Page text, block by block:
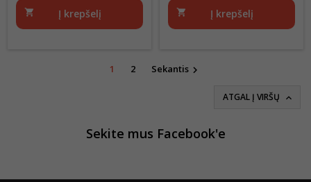
shopping_cart Į krepšelį shopping_cart Į krepšelį
1 2 Sekantis 
ATGAL Į VIRŠŲ 
Sekite mus Facebook'e